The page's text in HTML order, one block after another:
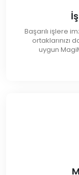
Başarılı işlere
ortaklarınızı
uygun